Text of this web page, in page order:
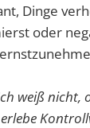
Dinge
oder
weiß nicht,
erlebe